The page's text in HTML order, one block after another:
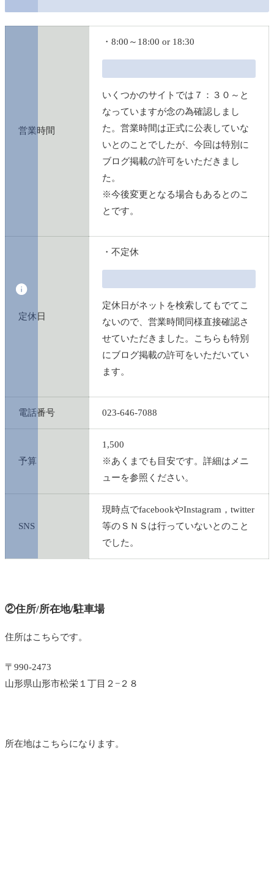
営業時間
・8:00～18:00 or 18:30
いくつかのサイトでは７：３０～と
なっていますが念の為確認しまし
た。営業時間は正式に公表していな
いとのことでしたが、今回は特別に
ブログ掲載の許可をいただきまし
た。
※今後変更となる場合もあるとのこ
とです。
定休日
・不定休
定休日がネットを検索してもでてこ
ないので、営業時間同様直接確認さ
せていただきました。こちらも特別
にブログ掲載の許可をいただいてい
ます。
電話番号 023-646-7088
予算
1,500
※あくまでも目安です。詳細はメニ
ューを参照ください。
SNS
現時点でfacebookやInstagram，twitter
等のＳＮＳは行っていないとのこと
でした。
②住所/所在地/駐車場
住所はこちらです。
〒990-2473
山形県山形市松栄１丁目２−２８
所在地はこちらになります。